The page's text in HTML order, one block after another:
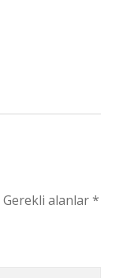
Gerekli alanlar*